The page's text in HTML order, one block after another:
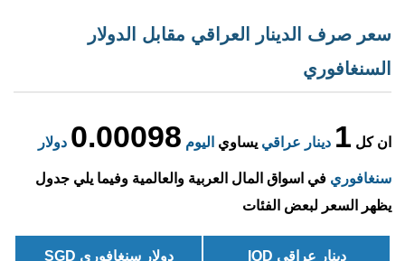
سعر صرف الدينار العراقي مقابل الدولار
السنغافوري
ان كل 1 دينار عراقي يساوي اليوم 0.00098 دولار
سنغافوري في اسواق المال العربية والعالمية وفيما يلي جدول
يظهر السعر لبعض الفئات
دينار عراقي IQD دولار سنغافوري SGD